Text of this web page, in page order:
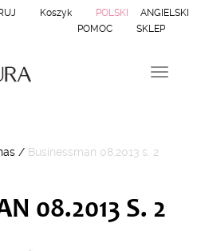
POLSKI ANGIELSKI
Koszyk
SKLEP
POMOC
N
a
/ Businessman 08.2013 s. 2
08.2013 S. 2